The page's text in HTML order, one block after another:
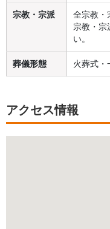
宗教・宗派
全宗教・
宗教・宗
い。
葬儀形態 火葬式・
アクセス情報